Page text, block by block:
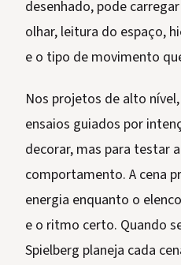
desenhado, pode
olhar, leitura do espaço,
e o tipo de movimento
Nos projetos de alto
ensaios guiados por
decorar, mas para testar
comportamento. A cena
energia enquanto o
e o ritmo certo. Quando
Spielberg planeja cada